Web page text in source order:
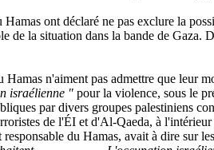
ont déclaré ne pas exclure la
de la situation dans la bande de Gaza.
n'aiment pas admettre que leur
israélienne " pour la violence, sous le
par divers groupes palestiniens
de l'ÉI et d'Al-Qaeda, à l'intérieur
responsable du Hamas, avait à dire sur